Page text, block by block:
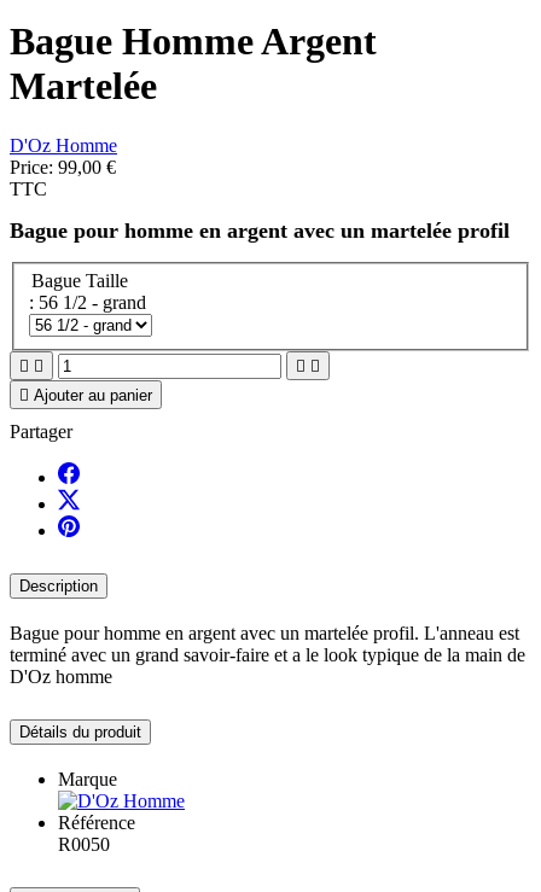
Bague Homme Argent
Martelée
D'Oz Homme
Price: 99,00 €
TTC
Bague pour homme en argent avec un martelée profil
Bague Taille
: 56 1/2 - grand
   
 Ajouter au panier
Partager
Description
Bague pour homme en argent avec un martelée profil. L'anneau est
terminé avec un grand savoir-faire et a le look typique de la main de
D'Oz homme
Détails du produit
Marque
Référence
R0050